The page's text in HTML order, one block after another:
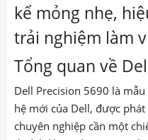
kế mỏng nhẹ,
trải nghiệm làm
Tổng quan về
Dell Precision 5690 là
hệ mới của Dell, được
chuyên nghiệp cần một